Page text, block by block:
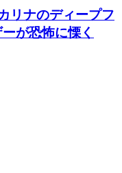
リナのディープフ
が恐怖に慄く